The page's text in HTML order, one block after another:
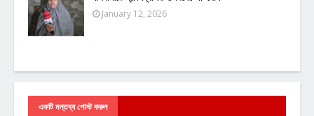
January 12, 2026
একটি মন্তব্য পোস্ট করুন